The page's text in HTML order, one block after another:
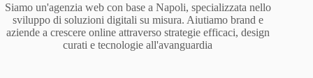
Siamo un'agenzia web con base a Napoli, specializzata nello
sviluppo di soluzioni digitali su misura. Aiutiamo brand e
aziende a crescere online attraverso strategie efficaci, design
curati e tecnologie all'avanguardia